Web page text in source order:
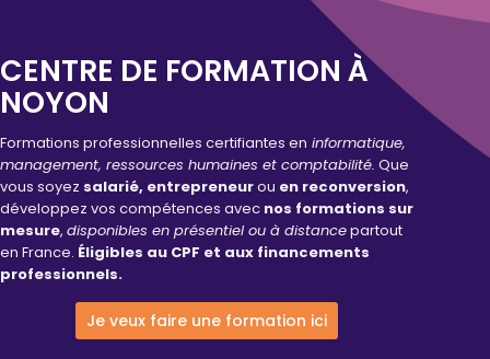
CENTRE DE FORMATION À
NOYON
Formations professionnelles certifiantes en informatique,
management, ressources humaines et comptabilité. Que
vous soyez salarié, entrepreneurou en reconversion,
développez vos compétences avec nos formations sur
mesure, disponibles en présentiel ou à distancepartout
en France. Éligibles au CPF et aux financements
professionnels.
Je veux faire une formation ici